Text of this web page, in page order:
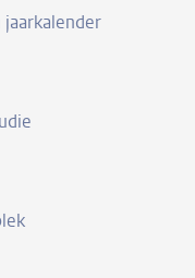
jaarkalender